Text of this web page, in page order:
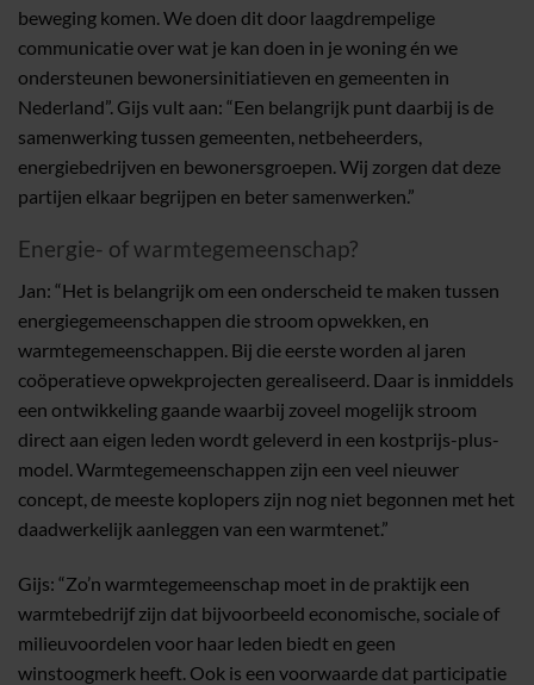
beweging komen. We doen dit door laagdrempelige
communicatie over wat je kan doen in je woning én we
ondersteunen bewonersinitiatieven en gemeenten in
Nederland”. Gijs vult aan: “Een belangrijk punt daarbij is de
samenwerking tussen gemeenten, netbeheerders,
energiebedrijven en bewonersgroepen. Wij zorgen dat deze
partijen elkaar begrijpen en beter samenwerken.”
Energie- of warmtegemeenschap?
Jan: “Het is belangrijk om een onderscheid te maken tussen
energiegemeenschappen die stroom opwekken, en
warmtegemeenschappen. Bij die eerste worden al jaren
coöperatieve opwekprojecten gerealiseerd. Daar is inmiddels
een ontwikkeling gaande waarbij zoveel mogelijk stroom
direct aan eigen leden wordt geleverd in een kostprijs-plus-
model. Warmtegemeenschappen zijn een veel nieuwer
concept, de meeste koplopers zijn nog niet begonnen met het
daadwerkelijk aanleggen van een warmtenet.”
Gijs: “Zo’n warmtegemeenschap moet in de praktijk een
warmtebedrijf zijn dat bijvoorbeeld economische, sociale of
milieuvoordelen voor haar leden biedt en geen
winstoogmerk heeft. Ook is een voorwaarde dat participatie